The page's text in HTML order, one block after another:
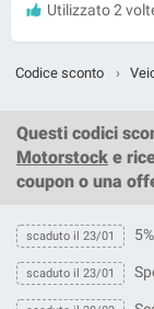
Utilizzato 2
Codice sconto ›
Questi codici
Motorstock e
coupon o una
scaduto il 23/01
scaduto il 23/01